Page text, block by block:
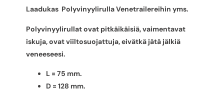
Laadukas Polyvinyylirulla Venetrailereihin yms.
Polyvinyylirullat ovat pitkäikäisiä, vaimentavat
iskuja, ovat viiltosuojattuja, eivätkä jätä jälkiä
veneeseesi.
L = 75 mm.
D = 128 mm.